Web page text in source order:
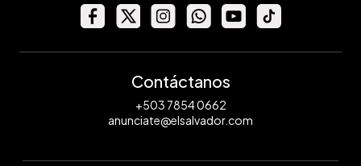
Contáctanos
+503 7854 0662
anunciate@elsalvador.com